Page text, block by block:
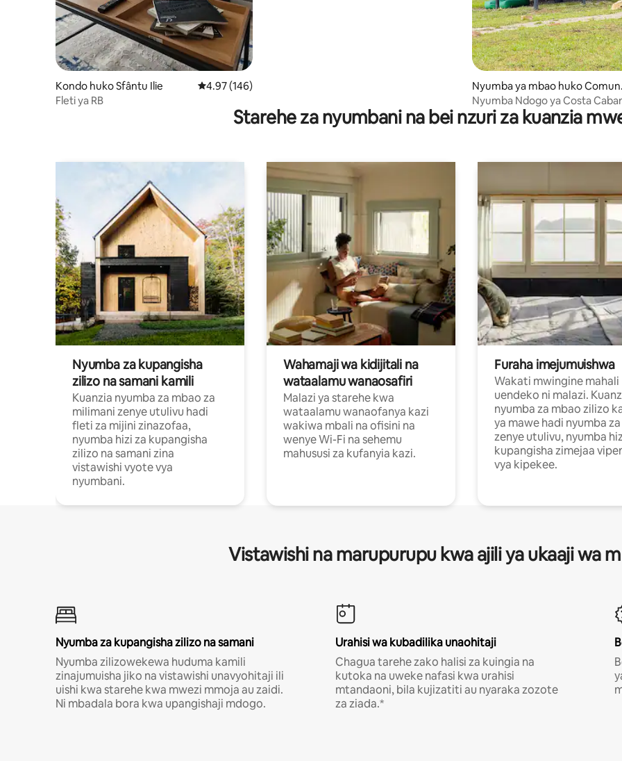
Kondo huko Sfântu Ilie Ukadiriaji wa wastani wa 4.97 kati ya 5, tathmini 146
4.97 (146)
Fleti ya RB
Nyumba ya mbao huko
Mănăstirea Humorului
Nyumba Ndogo ya Costa
natura/Sitaha ya kimapenzi
Starehe za nyumbani na bei nzuri za kuanzia
Nyumba za kupangisha
zilizo na samani kamili
Kuanzia nyumba za mbao za
milimani zenye utulivu hadi
fleti za mijini zinazofaa,
nyumba hizi za kupangisha
zilizo na samani zina
vistawishi vyote vya
nyumbani.
Wahamaji wa kidijitali na
wataalamu wanaosafiri
Malazi ya starehe kwa
wataalamu wanaofanya kazi
wakiwa mbali na ofisini na
wenye Wi-Fi na sehemu
mahususi za kufanyia kazi.
Furaha imejumuishwa
Wakati mwingine mahali
uendeko ni malazi.
nyumba za mbao zilizo
ya mawe hadi nyumba
zenye utulivu, nyumba
kupangisha zimejaa
vya kipekee.
Vistawishi na marupurupu kwa ajili ya ukaaji wa
Nyumba za kupangisha zilizo na samani
Nyumba zilizowekewa huduma kamili
zinajumuisha jiko na vistawishi unavyohitaji ili
uishi kwa starehe kwa mwezi mmoja au zaidi.
Ni mbadala bora kwa upangishaji mdogo.
Urahisi wa kubadilika unaohitaji
Chagua tarehe zako halisi za kuingia na
kutoka na uweke nafasi kwa urahisi
mtandaoni, bila kujizatiti au nyaraka zozote
za ziada.*